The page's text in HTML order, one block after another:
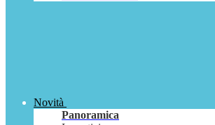
Novità
Panoramica